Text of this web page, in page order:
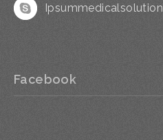
Ipsummedicalsolution
Facebook